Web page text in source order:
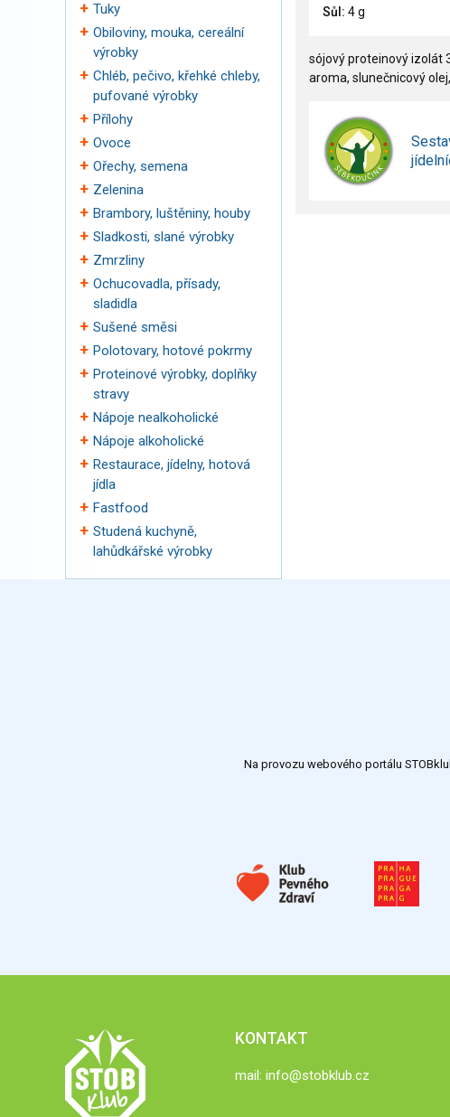
Tuky
Obiloviny, mouka, cereální
výrobky
Chléb, pečivo, křehké chleby,
pufované výrobky
Přílohy
Ovoce
Ořechy, semena
Zelenina
Brambory, luštěniny, houby
Sladkosti, slané výrobky
Zmrzliny
Ochucovadla, přísady,
sladidla
Sušené směsi
Polotovary, hotové pokrmy
Proteinové výrobky, doplňky
stravy
Nápoje nealkoholické
Nápoje alkoholické
Restaurace, jídelny, hotová
jídla
Fastfood
Studená kuchyně,
lahůdkářské výrobky
Sůl: 4 g
sójový proteinový izolát
aroma, slunečnicový
Na provozu webového portálu
KONTAKT
mail: info@stobklub.cz